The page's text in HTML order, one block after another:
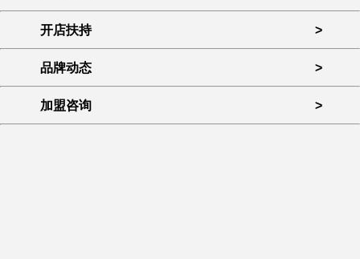
开店扶持 >
品牌动态 >
加盟咨询 >